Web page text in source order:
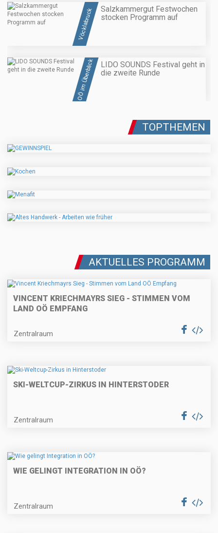
Vöcklabruck
Salzkammergut Festwochen
stocken Programm auf
OÖ im Überblick
LIDO SOUNDS Festival geht in
die zweite Runde
TOPTHEMEN
AKTUELLES PROGRAMM
VINCENT KRIECHMAYRS SIEG - STIMMEN VOM
LAND OÖ EMPFANG
Zentralraum
SKI-WELTCUP-ZIRKUS IN HINTERSTODER
Zentralraum
WIE GELINGT INTEGRATION IN OÖ?
Zentralraum